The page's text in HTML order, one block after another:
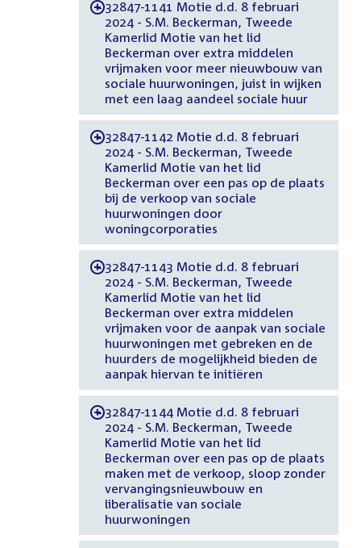
-32847-1141 Motie d.d. 8 februari
2024 - S.M. Beckerman, Tweede
Kamerlid Motie van het lid
Beckerman over extra middelen
vrijmaken voor meer nieuwbouw van
sociale huurwoningen, juist in wijken
met een laag aandeel sociale huur
-32847-1142 Motie d.d. 8 februari
2024 - S.M. Beckerman, Tweede
Kamerlid Motie van het lid
Beckerman over een pas op de plaats
bij de verkoop van sociale
huurwoningen door
woningcorporaties
-32847-1143 Motie d.d. 8 februari
2024 - S.M. Beckerman, Tweede
Kamerlid Motie van het lid
Beckerman over extra middelen
vrijmaken voor de aanpak van sociale
huurwoningen met gebreken en de
huurders de mogelijkheid bieden de
aanpak hiervan te initiëren
-32847-1144 Motie d.d. 8 februari
2024 - S.M. Beckerman, Tweede
Kamerlid Motie van het lid
Beckerman over een pas op de plaats
maken met de verkoop, sloop zonder
vervangingsnieuwbouw en
liberalisatie van sociale
huurwoningen